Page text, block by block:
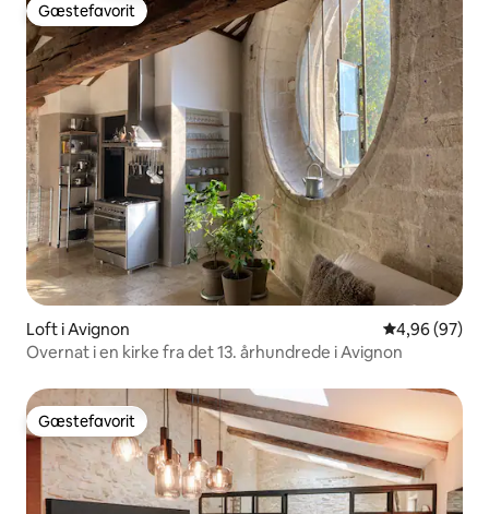
Gæstefavorit
Gæstefavorit
Loft i Avignon 4,96 ud af 5 i
4,96 (97)
Overnat i en kirke fra det 13. århundrede i Avignon
Gæstefavorit
Gæstefavorit